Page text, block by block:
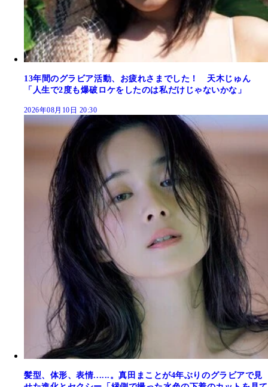
13年間のグラビア活動、お疲れさまでした！ 天木じゅん
「人生で2度も爆破ロケをしたのは私だけじゃないかな」
2026年08月10日 20:30
髪型、体形、表情......。真田まことが4年ぶりのグラビアで見